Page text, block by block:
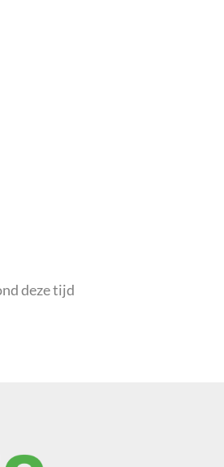
deze tijd